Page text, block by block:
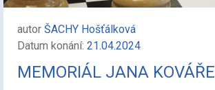
autor ŠACHY Hošťálková
Datum konání: 21.04.2024
MEMORIÁL JANA KOVÁŘE